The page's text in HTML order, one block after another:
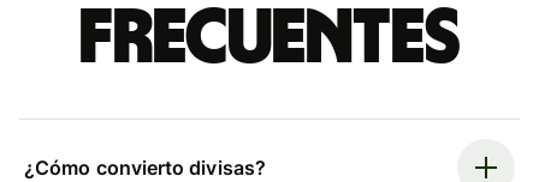
frecuentes
¿Cómo convierto divisas?